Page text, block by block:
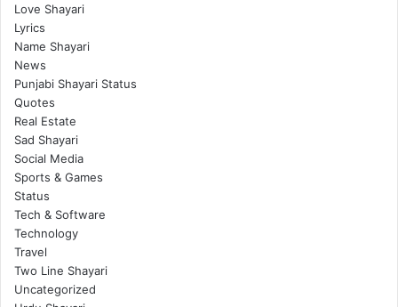
Love Shayari
Lyrics
Name Shayari
News
Punjabi Shayari Status
Quotes
Real Estate
Sad Shayari
Social Media
Sports & Games
Status
Tech & Software
Technology
Travel
Two Line Shayari
Uncategorized